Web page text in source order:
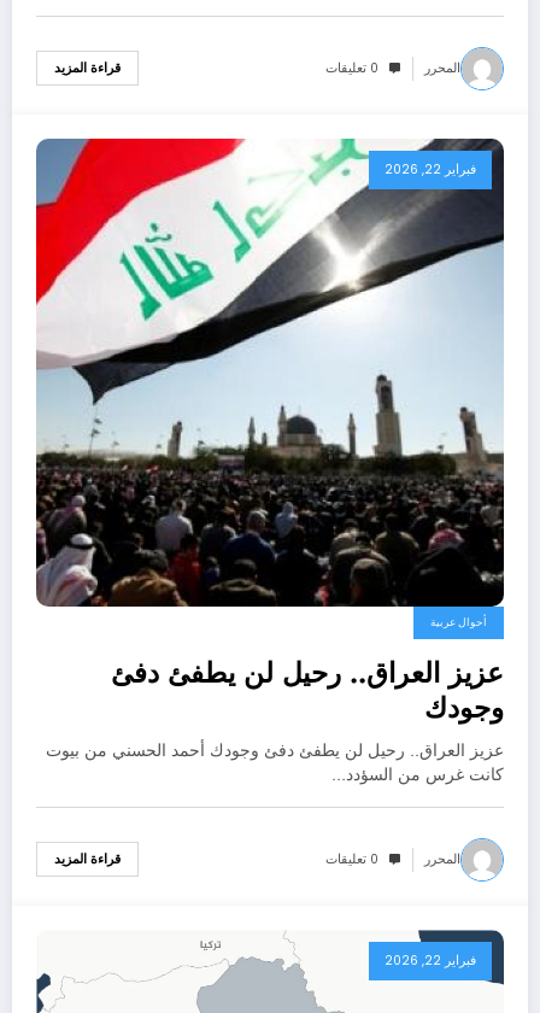
المحرر 0 تعليقات قراءة المزيد
فبراير 22, 2026
أحوال عربية
عزيز العراق.. رحيل لن يطفئ دفئ
وجودك
عزيز العراق.. رحيل لن يطفئ دفئ وجودك أحمد الحسني من بيوت
كانت غرس من السؤدد…
المحرر 0 تعليقات قراءة المزيد
فبراير 22, 2026